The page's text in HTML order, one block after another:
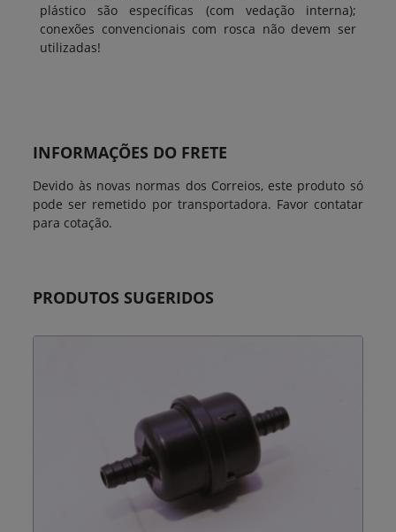
plástico são específicas (com vedação interna);
conexões convencionais com rosca não devem ser
utilizadas!
INFORMAÇÕES DO FRETE
Devido às novas normas dos Correios, este produto só
pode ser remetido por transportadora. Favor contatar
para cotação.
PRODUTOS SUGERIDOS